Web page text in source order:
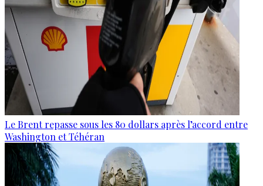
Le Brent repasse sous les 80 dollars après l’accord entre
Washington et Téhéran